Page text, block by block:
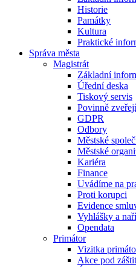
Historie
Památky
Kultura
Praktické
Správa města
Magistrát
Základní
Úřední deska
Tiskový servis
Povinně
GDPR
Odbory
Městské
Městské
Kariéra
Finance
Uvádíme na
Proti korupci
Evidence
Vyhlášky a
Opendata
Primátor
Vizitka
Akce pod